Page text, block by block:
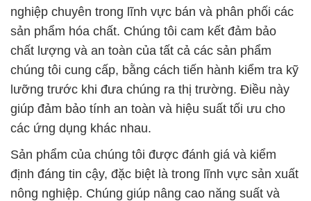
nghiệp chuyên trong lĩnh vực bán và phân phối các
sản phẩm hóa chất. Chúng tôi cam kết đảm bảo
chất lượng và an toàn của tất cả các sản phẩm
chúng tôi cung cấp, bằng cách tiến hành kiểm tra kỹ
lưỡng trước khi đưa chúng ra thị trường. Điều này
giúp đảm bảo tính an toàn và hiệu suất tối ưu cho
các ứng dụng khác nhau.
Sản phẩm của chúng tôi được đánh giá và kiểm
định đáng tin cậy, đặc biệt là trong lĩnh vực sản xuất
nông nghiệp. Chúng giúp nâng cao năng suất và